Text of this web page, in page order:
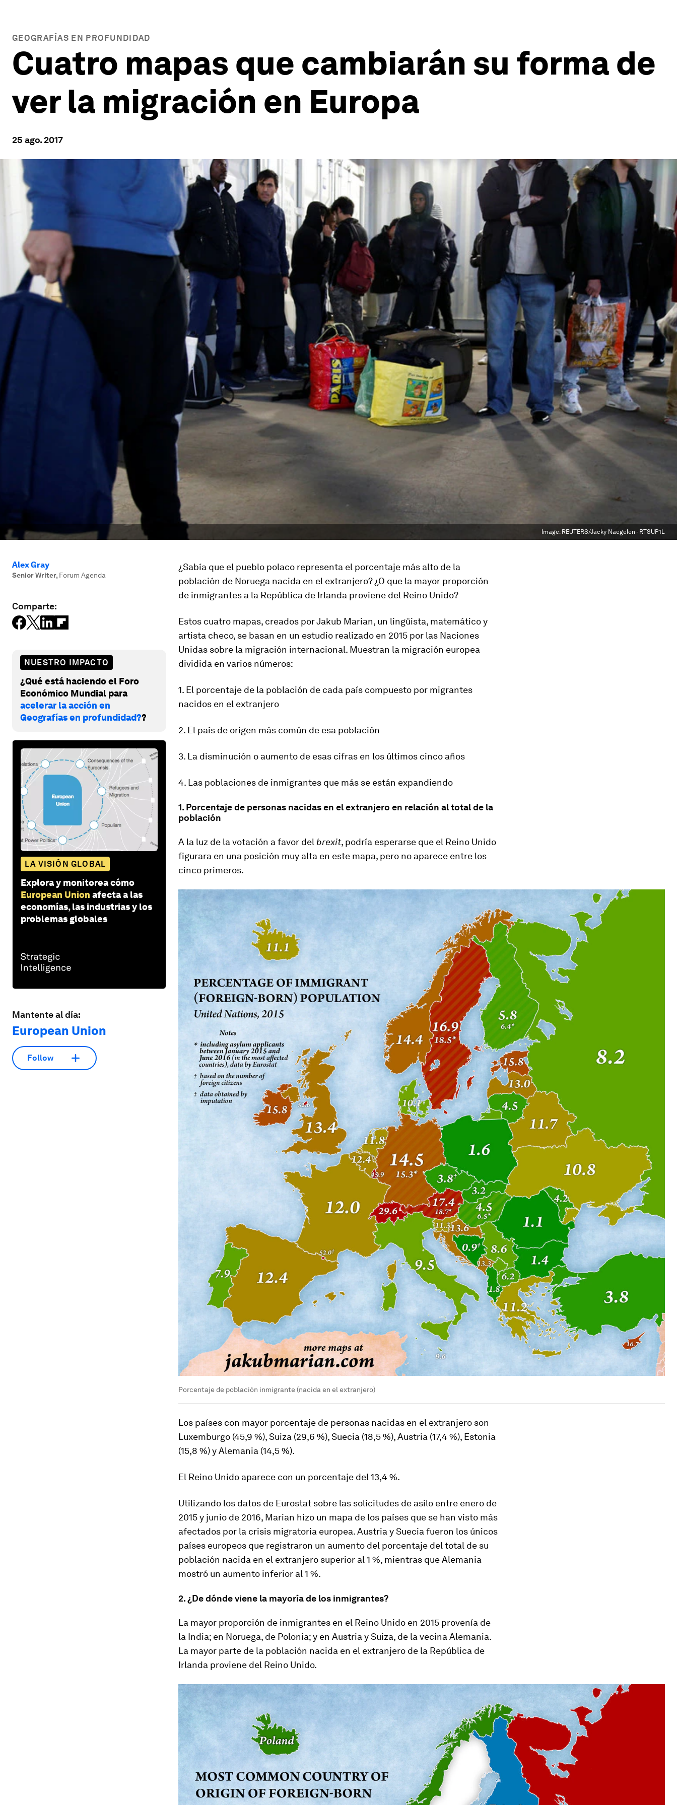
GEOGRAFÍAS EN PROFUNDIDAD
Cuatro mapas que cambiarán su forma de
ver la migración en Europa
25 ago. 2017
Image: REUTERS/Jacky Naegelen - RTSUP1L
Alex Gray
Senior Writer, Forum Agenda
Comparte:
NUESTRO IMPACTO
¿Qué está haciendo el Foro
Económico Mundial para
acelerar la acción en
Geografías en profundidad??
LA VISIÓN GLOBAL
Explora y monitorea cómo
European Union afecta a las
economías, las industrias y los
problemas globales
Mantente al día:
European Union
Follow
¿Sabía que el pueblo polaco representa el porcentaje más alto de la
población de Noruega nacida en el extranjero? ¿O que la mayor proporción
de inmigrantes a la República de Irlanda proviene del Reino Unido?
Estos cuatro mapas, creados por Jakub Marian, un lingüista, matemático y
artista checo, se basan en un estudio realizado en 2015 por las Naciones
Unidas sobre la migración internacional. Muestran la migración europea
dividida en varios números:
1. El porcentaje de la población de cada país compuesto por migrantes
nacidos en el extranjero
2. El país de origen más común de esa población
3. La disminución o aumento de esas cifras en los últimos cinco años
4. Las poblaciones de inmigrantes que más se están expandiendo
1. Porcentaje de personas nacidas en el extranjero en relación al total de la
población
A la luz de la votación a favor del brexit, podría esperarse que el Reino Unido
figurara en una posición muy alta en este mapa, pero no aparece entre los
cinco primeros.
Porcentaje de población inmigrante (nacida en el extranjero)
Los países con mayor porcentaje de personas nacidas en el extranjero son
Luxemburgo (45,9 %), Suiza (29,6 %), Suecia (18,5 %), Austria (17,4 %), Estonia
(15,8 %) y Alemania (14,5 %).
El Reino Unido aparece con un porcentaje del 13,4 %.
Utilizando los datos de Eurostat sobre las solicitudes de asilo entre enero de
2015 y junio de 2016, Marian hizo un mapa de los países que se han visto más
afectados por la crisis migratoria europea. Austria y Suecia fueron los únicos
países europeos que registraron un aumento del porcentaje del total de su
población nacida en el extranjero superior al 1 %, mientras que Alemania
mostró un aumento inferior al 1 %.
2. ¿De dónde viene la mayoría de los inmigrantes?
La mayor proporción de inmigrantes en el Reino Unido en 2015 provenía de
la India; en Noruega, de Polonia; y en Austria y Suiza, de la vecina Alemania.
La mayor parte de la población nacida en el extranjero de la República de
Irlanda proviene del Reino Unido.